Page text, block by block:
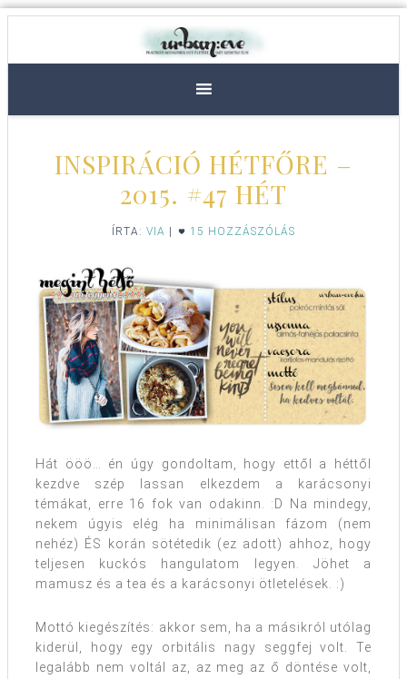
INSPIRÁCIÓ HÉTFŐRE –
2015. #47 HÉT
ÍRTA: VIA 15 HOZZÁSZÓLÁS
Hát ööö… én úgy gondoltam, hogy ettől a héttől
kezdve szép lassan elkezdem a karácsonyi
témákat, erre 16 fok van odakinn. :D Na mindegy,
nekem úgyis elég ha minimálisan fázom (nem
nehéz) ÉS korán sötétedik (ez adott) ahhoz, hogy
teljesen kuckós hangulatom legyen. Jöhet a
mamusz és a tea és a karácsonyi ötletelések. :)
Mottó kiegészítés: akkor sem, ha a másikról utólag
kiderül, hogy egy orbitális nagy seggfej volt. Te
legalább nem voltál az, az meg az ő döntése volt,